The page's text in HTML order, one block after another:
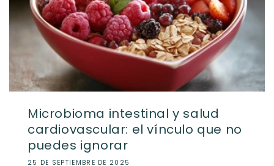
Microbioma intestinal y salud
cardiovascular: el vínculo que no
puedes ignorar
25 DE SEPTIEMBRE DE 2025